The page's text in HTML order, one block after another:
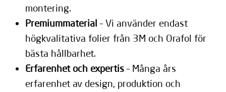
montering.
Premiummaterial – Vi använder endast
högkvalitativa folier från 3M och Orafol för
bästa hållbarhet.
Erfarenhet och expertis– Många års
erfarenhet av design, produktion och